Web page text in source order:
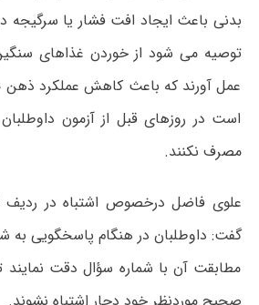
بدنی باعث ایجاد افت فشار یا سرگیجه در
توصیه می شود از خوردن غذاهای
عمل آورند که باعث کاهش عملکرد
است در روزهای قبل از آزمون
مصرف نکنند.
علوی فاضل درخصوص اشتباه در ردیف
گفت: داوطلبان در هنگام پاسخگویی به
مطابقت آن با شماره سؤال دقت نمایند